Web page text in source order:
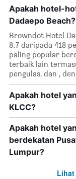
Apakah hotel-
Dadaepo Beach?
Browndot Hotel
8.7 daripada 418
paling popular
terbaik lain
pengulas, dan ,
Apakah hotel
KLCC?
Apakah hotel
berdekatan
Lumpur?